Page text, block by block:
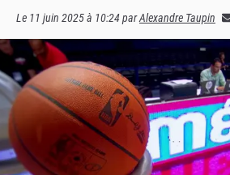
Le 11 juin 2025 à 10:24parAlexandre Taupin